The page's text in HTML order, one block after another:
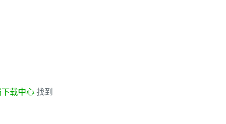
下载中心 找到